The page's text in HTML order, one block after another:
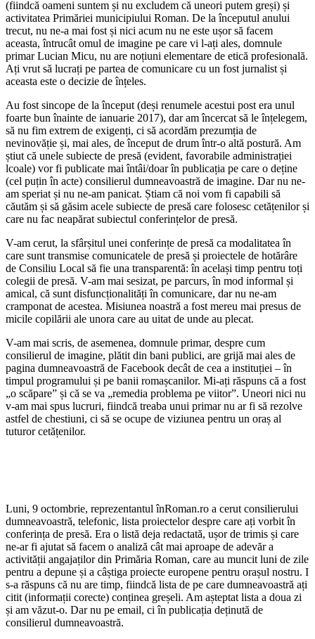
(fiindcă oameni suntem și nu excludem că uneori putem greși) și
activitatea Primăriei municipiului Roman. De la începutul anului
trecut, nu ne-a mai fost și nici acum nu ne este ușor să facem
aceasta, întrucât omul de imagine pe care vi l-ați ales, domnule
primar Lucian Micu, nu are noțiuni elementare de etică profesională.
Ați vrut să lucrați pe partea de comunicare cu un fost jurnalist și
aceasta este o decizie de înțeles.
Au fost sincope de la început (deși renumele acestui post era unul
foarte bun înainte de ianuarie 2017), dar am încercat să le înțelegem,
să nu fim extrem de exigenți, ci să acordăm prezumția de
nevinovăție și, mai ales, de început de drum într-o altă postură. Am
știut că unele subiecte de presă (evident, favorabile administrației
lcoale) vor fi publicate mai întâi/doar în publicația pe care o deține
(cel puțin în acte) consilierul dumneavoastră de imagine. Dar nu ne-
am speriat și nu ne-am panicat. Știam că noi vom fi capabili să
căutăm și să găsim acele subiecte de presă care folosesc cetățenilor și
care nu fac neapărat subiectul conferințelor de presă.
V-am cerut, la sfârșitul unei conferințe de presă ca modalitatea în
care sunt transmise comunicatele de presă și proiectele de hotărâre
de Consiliu Local să fie una transparentă: în același timp pentru toți
colegii de presă. V-am mai sesizat, pe parcurs, în mod informal și
amical, că sunt disfuncționalități în comunicare, dar nu ne-am
cramponat de acestea. Misiunea noastră a fost mereu mai presus de
micile copilării ale unora care au uitat de unde au plecat.
V-am mai scris, de asemenea, domnule primar, despre cum
consilierul de imagine, plătit din bani publici, are grijă mai ales de
pagina dumneavoastră de Facebook decât de cea a instituției – în
timpul programului și pe banii romașcanilor. Mi-ați răspuns că a fost
„o scăpare” și că se va „remedia problema pe viitor”. Uneori nici nu
v-am mai spus lucruri, fiindcă treaba unui primar nu ar fi să rezolve
astfel de chestiuni, ci să se ocupe de viziunea pentru un oraș al
tuturor cetățenilor.
Luni, 9 octombrie, reprezentantul înRoman.ro a cerut consilierului
dumneavoastră, telefonic, lista proiectelor despre care ați vorbit în
conferința de presă. Era o listă deja redactată, ușor de trimis și care
ne-ar fi ajutat să facem o analiză cât mai aproape de adevăr a
activității angajaților din Primăria Roman, care au muncit luni de zile
pentru a depune și a câștiga proiecte europene pentru orașul nostru. I
s-a răspuns că nu are timp, fiindcă lista de pe care dumneavoastră ați
citit (informații corecte) conținea greșeli. Am așteptat lista a doua zi
și am văzut-o. Dar nu pe email, ci în publicația deținută de
consilierul dumneavoastră.